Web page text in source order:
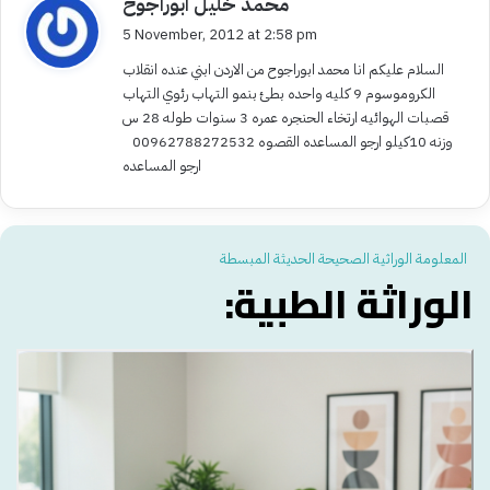
الخلية
الطوب الذي في كل خلية من بلايين الخلايا في الجسم معلومات كاملة لخلق الإنسان .وهي محفوظة في
a
s
:
5 November, 2012 at 2:58 pm
السلام عليكم انا محمد ابوراجوح من الاردن ابني عنده انقلاب
الكروموسوم 9 كليه واحده بطئ بنمو التهاب رئوي التهاب
قصبات الهوائيه ارتخاء الحنجره عمره 3 سنوات طوله 28 س
ارجو المساعده
المعلومة الوراثية الصحيحة الحديثة المبسطة
الوراثة الطبية: